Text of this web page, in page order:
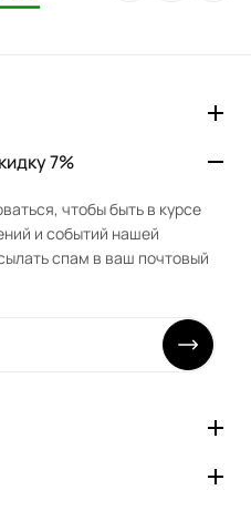
7%
чтобы быть в курсе
и событий нашей
спам в ваш почтовый